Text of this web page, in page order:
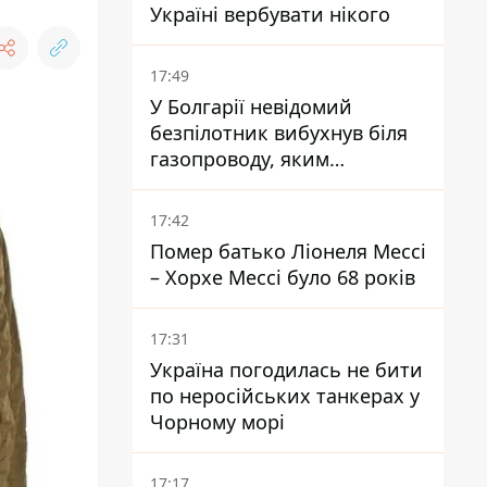
Україні вербувати нікого
17:49
У Болгарії невідомий
безпілотник вибухнув біля
газопроводу, яким
постачають газ до України
17:42
Помер батько Ліонеля Мессі
– Хорхе Мессі було 68 років
17:31
Україна погодилась не бити
по неросійських танкерах у
Чорному морі